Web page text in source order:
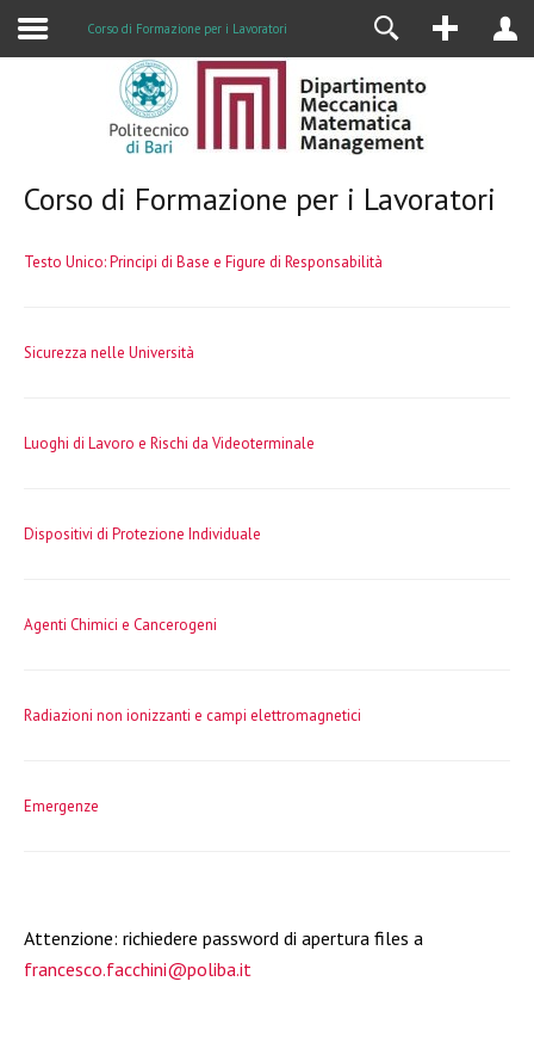
Corso di Formazione per i Lavoratori
Corso di Formazione per i Lavoratori
Testo Unico: Principi di Base e Figure di Responsabilità
Sicurezza nelle Università
Luoghi di Lavoro e Rischi da Videoterminale
Dispositivi di Protezione Individuale
Agenti Chimici e Cancerogeni
Radiazioni non ionizzanti e campi elettromagnetici
Emergenze
Attenzione: richiedere password di apertura files a
francesco.facchini@poliba.it